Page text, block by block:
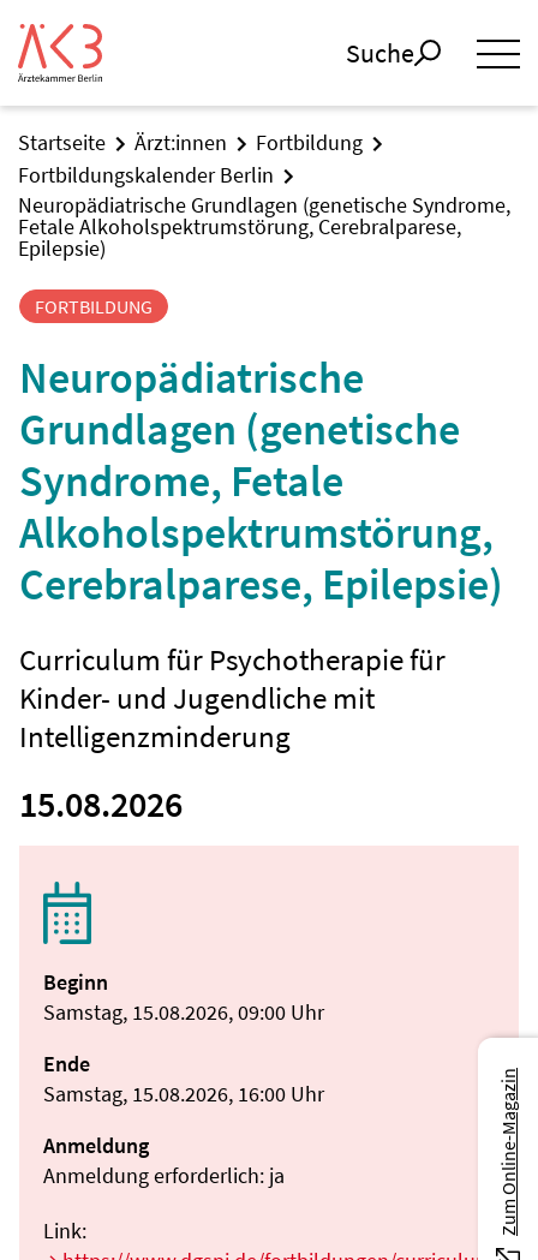
Suche
Startseite Ärzt:innen
Fortbildung
Fortbildungskalender Berlin
Neuropädiatrische Grundlagen (genetische Syndrome,
Fetale Alkoholspektrumstörung, Cerebralparese,
Epilepsie)
FORTBILDUNG
Neuropädiatrische
Grundlagen (genetische
Syndrome, Fetale
Alkoholspektrumstörung,
Cerebralparese, Epilepsie)
Curriculum für Psychotherapie für
Kinder- und Jugendliche mit
Intelligenzminderung
15.08.2026
Beginn
Samstag, 15.08.2026, 09:00 Uhr
Ende
Samstag, 15.08.2026, 16:00 Uhr
Anmeldung
Anmeldung erforderlich: ja
Link:
Zum Online-Magazin